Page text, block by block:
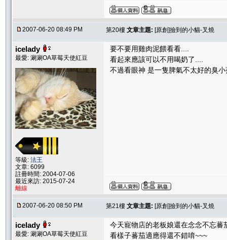
2007-06-20 08:49 PM 第20樓 文章主題: [原創]撿到的小貓-叉燒
icelady
最愛: 涮涮OA草莓天使紅豆
等級: 法王
文章: 6099
註冊時間: 2004-07-06
最近來訪: 2015-07-24
離線
要不要用雞肉泥餵看看....
看起來應該可以不用喝奶了....
不過看眼神 是一隻脾氣不太好的臭小
2007-06-20 08:50 PM 第21樓 文章主題: [原創]撿到的小貓-叉燒
icelady
最愛: 涮涮OA草莓天使紅豆
今天寵物店的老板娘還在念念不忘蕃
看樣子蕃茄適應得還不錯唷~~~